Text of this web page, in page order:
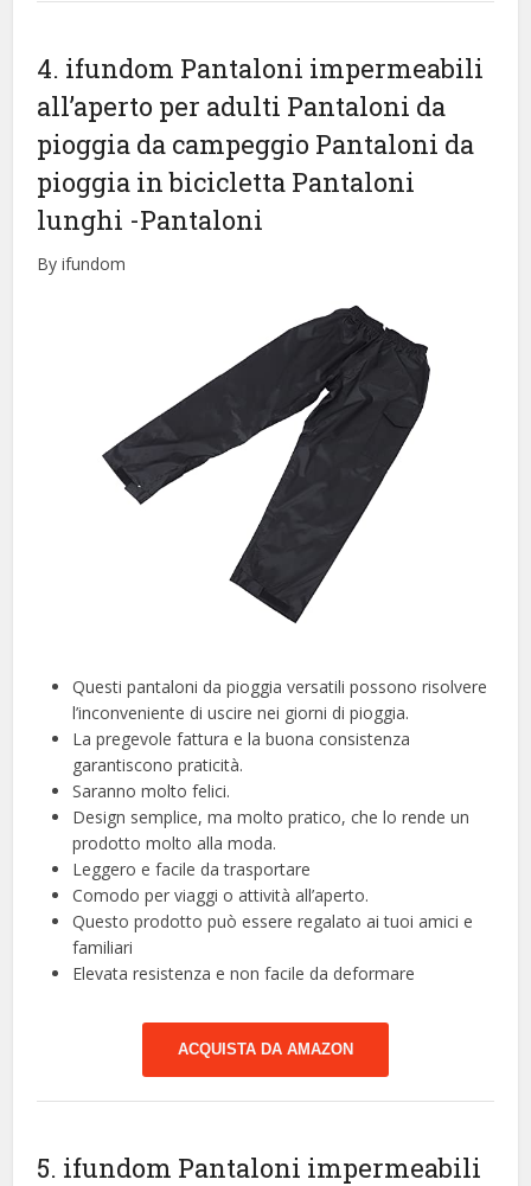
4. ifundom Pantaloni impermeabili
all’aperto per adulti Pantaloni da
pioggia da campeggio Pantaloni da
pioggia in bicicletta Pantaloni
lunghi -Pantaloni
By ifundom
Questi pantaloni da pioggia versatili possono risolvere
l’inconveniente di uscire nei giorni di pioggia.
La pregevole fattura e la buona consistenza
garantiscono praticità.
Saranno molto felici.
Design semplice, ma molto pratico, che lo rende un
prodotto molto alla moda.
Leggero e facile da trasportare
Comodo per viaggi o attività all’aperto.
Questo prodotto può essere regalato ai tuoi amici e
familiari
Elevata resistenza e non facile da deformare
ACQUISTA DA AMAZON
5. ifundom Pantaloni impermeabili